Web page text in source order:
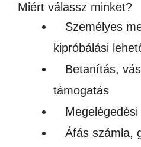
600
ml
Miért válassz minket?
Személyes
kipróbálási
Betanítás,
támogatás
Áfás számla,